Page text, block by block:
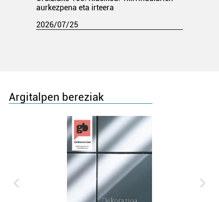
aurkezpena eta irteera
2026/07/25
Argitalpen bereziak